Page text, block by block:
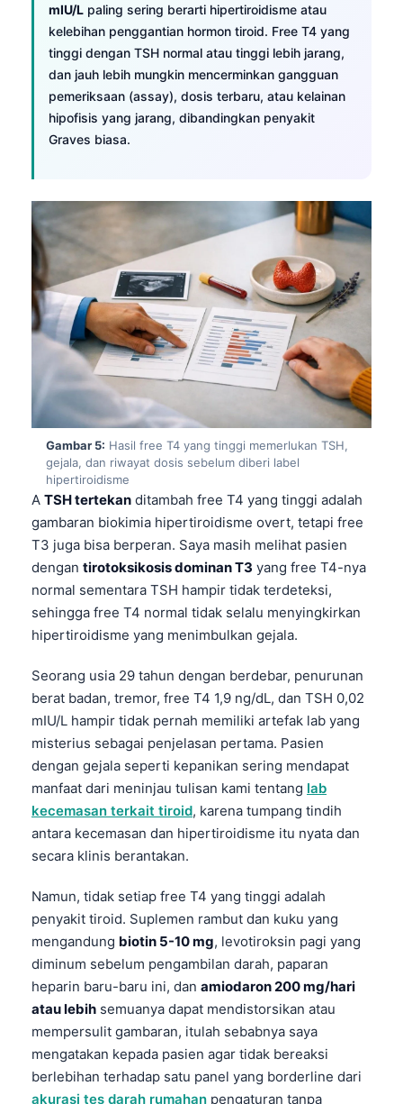
mIU/L paling sering berarti hipertiroidisme atau
kelebihan penggantian hormon tiroid. Free T4 yang
tinggi dengan TSH normal atau tinggi lebih jarang,
dan jauh lebih mungkin mencerminkan gangguan
pemeriksaan (assay), dosis terbaru, atau kelainan
hipofisis yang jarang, dibandingkan penyakit
Graves biasa.
Gambar 5: Hasil free T4 yang tinggi memerlukan TSH,
gejala, dan riwayat dosis sebelum diberi label
hipertiroidisme
A TSH tertekan ditambah free T4 yang tinggi adalah
gambaran biokimia hipertiroidisme overt, tetapi free
T3 juga bisa berperan. Saya masih melihat pasien
dengan tirotoksikosis dominan T3 yang free T4-nya
normal sementara TSH hampir tidak terdeteksi,
sehingga free T4 normal tidak selalu menyingkirkan
hipertiroidisme yang menimbulkan gejala.
Seorang usia 29 tahun dengan berdebar, penurunan
berat badan, tremor, free T4 1,9 ng/dL, dan TSH 0,02
mIU/L hampir tidak pernah memiliki artefak lab yang
misterius sebagai penjelasan pertama. Pasien
dengan gejala seperti kepanikan sering mendapat
manfaat dari meninjau tulisan kami tentang lab
kecemasan terkait tiroid, karena tumpang tindih
antara kecemasan dan hipertiroidisme itu nyata dan
secara klinis berantakan.
Namun, tidak setiap free T4 yang tinggi adalah
penyakit tiroid. Suplemen rambut dan kuku yang
mengandung biotin 5-10 mg, levotiroksin pagi yang
diminum sebelum pengambilan darah, paparan
heparin baru-baru ini, dan amiodaron 200 mg/hari
atau lebih semuanya dapat mendistorsikan atau
mempersulit gambaran, itulah sebabnya saya
mengatakan kepada pasien agar tidak bereaksi
berlebihan terhadap satu panel yang borderline dari
akurasi tes darah rumahan pengaturan tanpa
Қазақ тілі
Hrvatski
Slovenčina
پښتو
سنڌي
অসমীয়া
Galego
Latviešu valoda
Македонски јазик
Euskara
Gàidhlig
العربية المغربية
Afrikaans
Монгол
ພາສາລາວ
Basa Jawa
Cebuano
ئۇيغۇرچە
Кыргызча
Татар теле
Беларуская мова
Esperanto
Frysk
Ślōnskŏ gŏdka
Norsk bokmål